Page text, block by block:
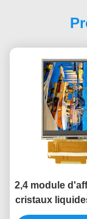
2,4 module
cristaux
SPI de